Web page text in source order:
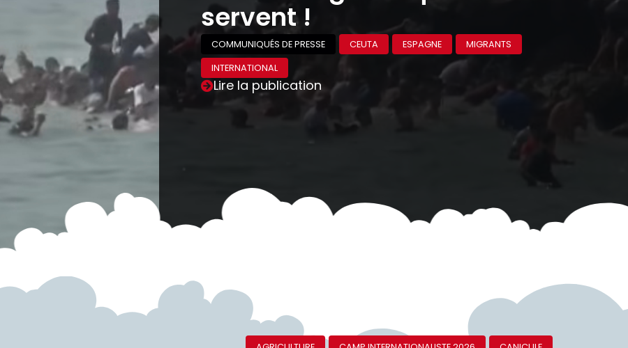
servent !
COMMUNIQUÉS DE PRESSE CEUTA ESPAGNE
MIGRANTS
INTERNATIONAL
Lire la publication